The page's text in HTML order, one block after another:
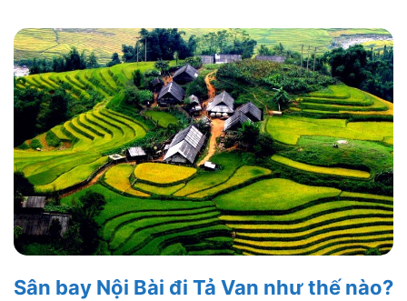
Sân bay Nội Bài đi Tả Van như thế nào?